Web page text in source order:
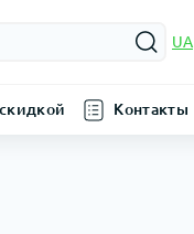
UA
Контакты